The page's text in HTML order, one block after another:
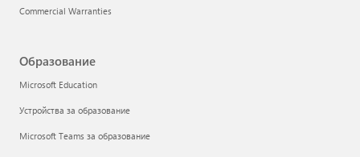
Commercial Warranties
Образование
Microsoft Education
Устройства за образование
Microsoft Teams за образование